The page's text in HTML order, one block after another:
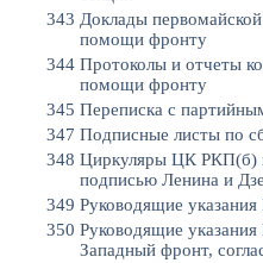
343 Доклады
помощи фронту
344 Протоколы и отчеты
помощи фронту
345 Переписка с
347 Подписные листы по
348 Циркуляры ЦК РКП(б)
подписью Ленина и
349 Руководящие
350 Руководящие
Западный фронт,